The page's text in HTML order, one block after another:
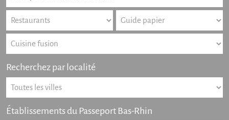
FAQ
Livre d'or
Contact
Recherchez par localité
Établissements du Passeport Bas-Rhin